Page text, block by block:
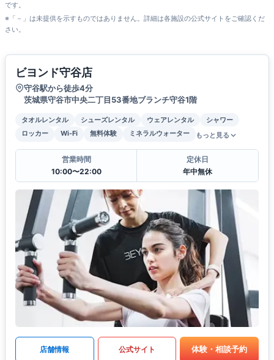
です。
※「－」は未提供を示すものではありません。詳細は各施設の公式サイトをご確認くだ
さい。
ビヨンド守谷店
守谷駅から徒歩4分
茨城県守谷市中央二丁目53番地ブランチ守谷1階
タオルレンタル シューズレンタル ウェアレンタル
シャワー
ロッカー
Wi-Fi 無料体験 ミネラルウォーター もっと見る
営業時間
10:00〜22:00
定休日
年中無休
店舗情報 公式サイト 体験・相談予約